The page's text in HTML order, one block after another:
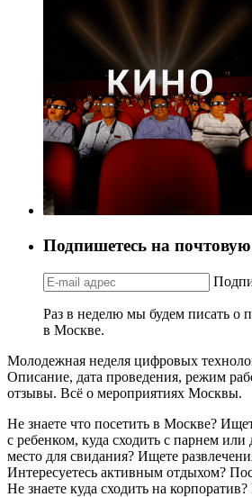
Подпишетесь на
Раз в неделю мы будем писать о
в Москве.
Молодежная неделя цифровых
Описание, дата проведения, режим
отзывы. Всё о мероприятиях Москвы.
Не знаете что посетить в Москве?
с ребенком, куда сходить с парнем
место для свидания? Ищете
Интересуетесь активным отдыхом?
Не знаете куда сходить на